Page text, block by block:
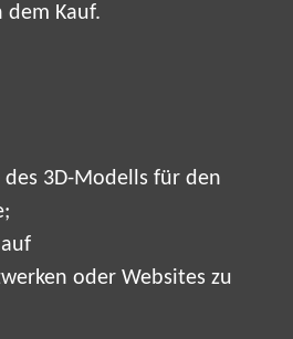
Kauf.
des 3D-Modells für den
oder Websites zu